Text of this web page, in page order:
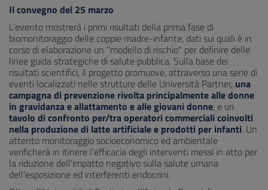
Il convegno del 25 marzo
L’evento mostrerà i primi risultati della prima fase di
biomonitoraggio delle coppie madre-infante, dati sui quali è in
corso di elaborazione un "modello di rischio" per definire delle
linee guida strategiche di salute pubblica. Sulla base dei
risultati scientifici, il progetto promuove, attraverso una serie di
eventi localizzati nelle strutture delle Università Partner, una
campagna di prevenzione rivolta principalmente alle donne
in gravidanza e allattamento e alle giovani donne, e un
tavolo di confronto per/tra operatori commerciali coinvolti
nella produzione di latte artificiale e prodotti per infanti. Un
attento monitoraggio socioeconomico ed ambientale
verificherà in itinere l'efficacia degli interventi messi in atto per
la riduzione dell'impatto negativo sulla salute umana
dell'esposizione ed interferenti endocrini.